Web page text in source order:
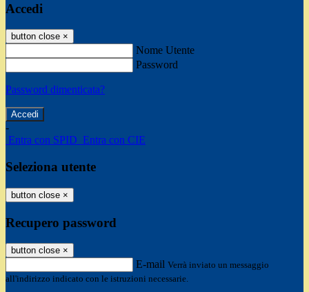
Accedi
button close ×
Nome Utente
Password
Password dimenticata?
-
Entra con SPID Entra con CIE
Seleziona utente
button close ×
Recupero password
button close ×
E-mail Verrà inviato un messaggio
all'indirizzo indicato con le istruzioni necessarie.